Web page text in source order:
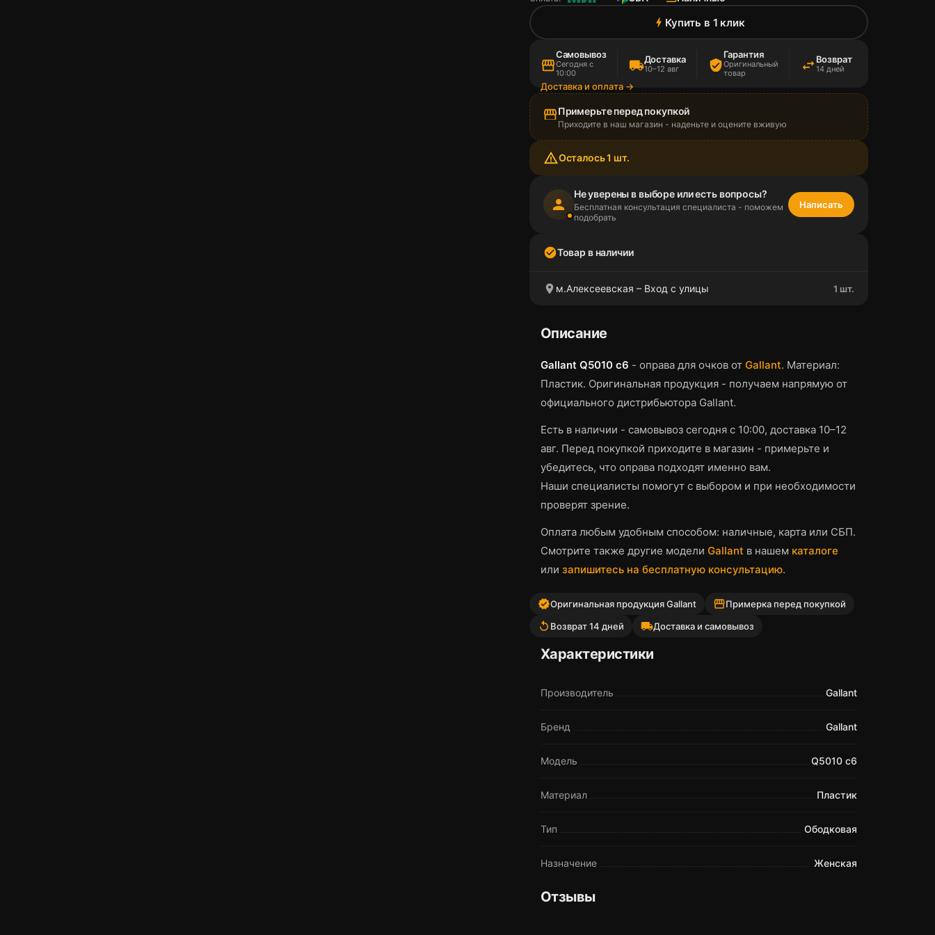
bolt Купить в 1 клик
storefront
Самовывоз
Сегодня с
10:00
local_shippingДоставка
10–12 авг verified_user
Гарантия
Оригинальный
товар
swap_horiz Возврат
14 дней
Доставка и оплата →
storefrontПримерьте перед покупкой
Приходите в наш магазин - наденьте и оцените вживую
warning_amberОсталось 1 шт.
person
Не уверены в выборе или есть вопросы?
Бесплатная консультация специалиста - поможем
подобрать
Написать
check_circleТовар в наличии
location_on м.Алексеевская – Вход с улицы 1 шт.
Описание
Gallant Q5010 c6 - оправа для очковот Gallant. Материал:
Пластик. Оригинальная продукция - получаем напрямую от
официального дистрибьютора Gallant.
Есть в наличии - самовывоз сегодня с 10:00, доставка 10–12
авг. Перед покупкой приходите в магазин - примерьте и
убедитесь, что оправаподходят именно вам.
Наши специалисты помогут с выбором и при необходимости
проверят зрение.
Оплата любым удобным способом: наличные, карта или СБП.
Смотрите также другие модели Gallant в нашем каталоге
или запишитесь на бесплатную консультацию.
verifiedОригинальная продукция Gallant storefrontПримерка перед покупкой
replay Возврат 14 дней local_shippingДоставка и самовывоз
Характеристики
Производитель Gallant
Бренд Gallant
Модель Q5010 c6
Материал Пластик
Тип Ободковая
Назначение Женская
Отзывы